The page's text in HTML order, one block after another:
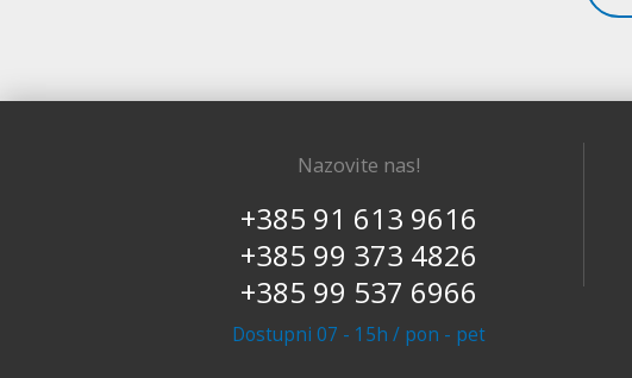
Nazovite nas!
+385 91 613 9616
+385 99 373 4826
+385 99 537 6966
Dostupni 07 - 15h / pon - pet